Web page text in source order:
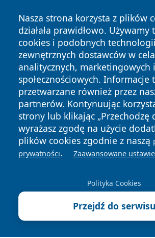
Nasza strona korzysta z plików
działała prawidłowo.
cookies i podobnych
zewnętrznych dostawców w
analitycznych, marketingowych i
społecznościowych. Informacje
przetwarzane również przez
partnerów. Kontynuując
strony lub klikając „Przechodzę
wyrażasz zgodę na użycie
plików cookies zgodnie z naszą
prywatności. Zaawansowane
Polityka Cookies
Przejdź do serwisu
Copyright © 2026 faktywroclaw.pl
zastrzeżone.
News Autorzy
Polityka
Prywatności